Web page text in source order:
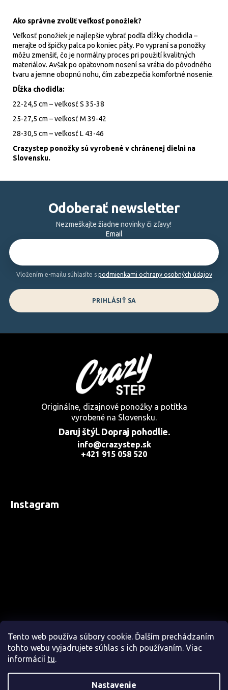
Tento web používa súbory cookie. Ďalším prechádzaním
tohto webu vyjadrujete súhlas s ich používaním. Viac
informácií tu.
Nastavenie
Ako správne zvoliť veľkosť ponožiek?
Veľkosť ponožiek je najlepšie vybrať podľa dĺžky chodidla –
merajte od špičky palca po koniec päty. Po vypraní sa ponožky
môžu zmenšiť, čo je normálny proces pri použití kvalitných
materiálov. Avšak po opätovnom nosení sa vrátia do pôvodného
tvaru a jemne obopnú nohu, čím zabezpečia komfortné nosenie.
Dĺžka chodidla:
22-24,5 cm – veľkosť S 35-38
25-27,5 cm – veľkosť M 39-42
28-30,5 cm – veľkosť L 43-46
Crazystep ponožky sú vyrobené v chránenej dielni na
Slovensku.
Odoberať newsletter
Nezmeškajte žiadne novinky či zľavy!
Email
Vložením e-mailu súhlasíte s podmienkami ochrany osobných údajov
PRIHLÁSIŤ SA
Originálne, dizajnové ponožky a potítka
vyrobené na Slovensku.
Daruj štýl. Dopraj pohodlie.
info@crazystep.sk
+421 915 058 520
Instagram
Sledovať na Instagrame